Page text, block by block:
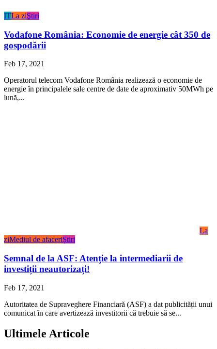
ITLa ziŞtiri
Vodafone România: Economie de energie cât 350 de
gospodării
Feb 17, 2021
Operatorul telecom Vodafone România realizează o economie de
energie în principalele sale centre de date de aproximativ 50MWh pe
lună,...
La
ziMediul de afaceriŞtiri
Semnal de la ASF: Atenție la intermediarii de
investiții neautorizați!
Feb 17, 2021
Autoritatea de Supraveghere Financiară (ASF) a dat publicității unui
comunicat în care avertizează investitorii că trebuie să se...
Ultimele Articole